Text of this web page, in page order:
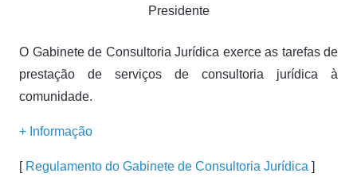
Presidente
O Gabinete de Consultoria Jurídica exerce as tarefas de
prestação de serviços de consultoria jurídica à
comunidade.
+ Informação
[ Regulamento do Gabinete de Consultoria Jurídica ]